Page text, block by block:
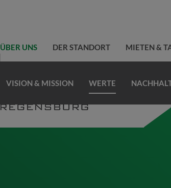
ÜBER UNS
VISION & MISSION WERTE
DER STANDORT MIETEN &